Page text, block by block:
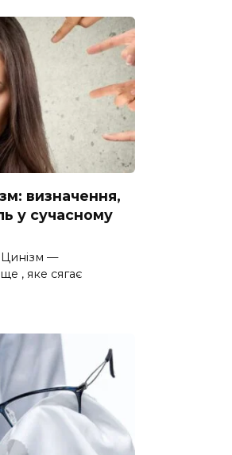
визначення,
у сучасному
—
, яке сягає